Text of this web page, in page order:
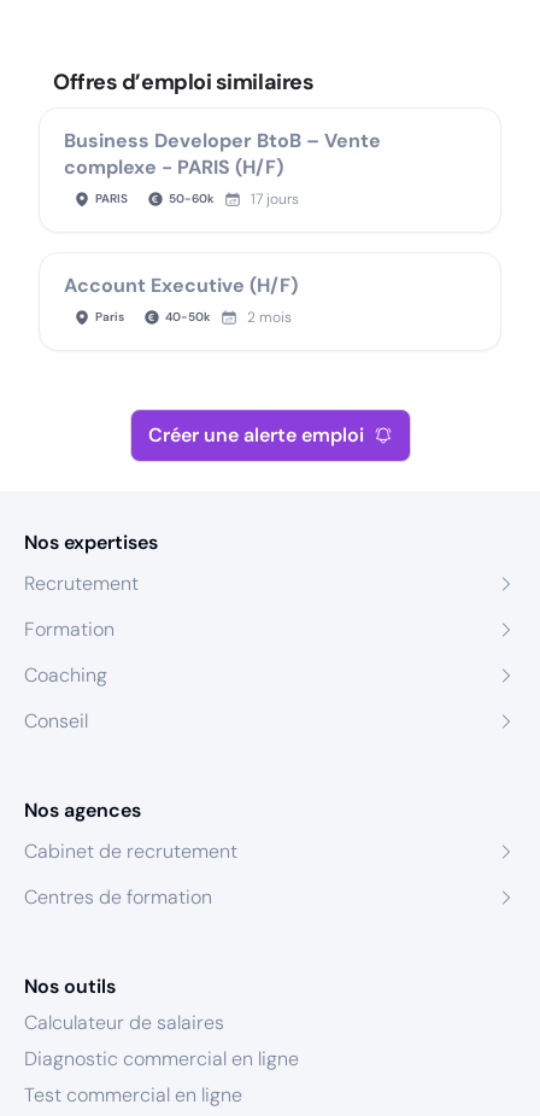
Offres d’emploi similaires
Business Developer BtoB – Vente
complexe - PARIS (H/F)
PARIS 50-60k 17 jours
Account Executive (H/F)
Paris 40-50k 2 mois
Créer une alerte emploi
Nos expertises
Recrutement
Formation
Coaching
Conseil
Nos agences
Cabinet de recrutement
Centres de formation
Nos outils
Calculateur de salaires
Diagnostic commercial en ligne
Test commercial en ligne